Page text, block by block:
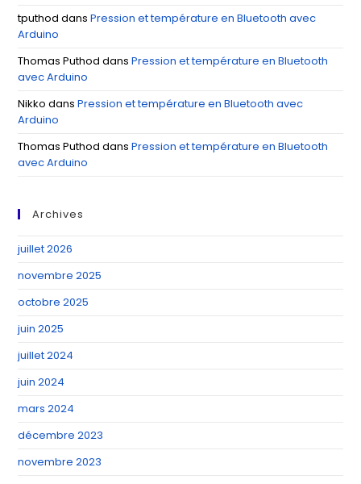
tputhod dansPression et température en Bluetooth avec
Arduino
Thomas Puthod dansPression et température en Bluetooth
avec Arduino
Nikko dansPression et température en Bluetooth avec
Arduino
Thomas Puthod dansPression et température en Bluetooth
avec Arduino
Archives
juillet 2026
novembre 2025
octobre 2025
juin 2025
juillet 2024
juin 2024
mars 2024
décembre 2023
novembre 2023